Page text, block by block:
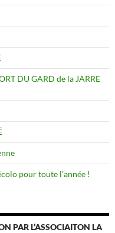
DU GARD de la JARRE
pour toute l’année !
PAR L’ASSOCIAITON LA